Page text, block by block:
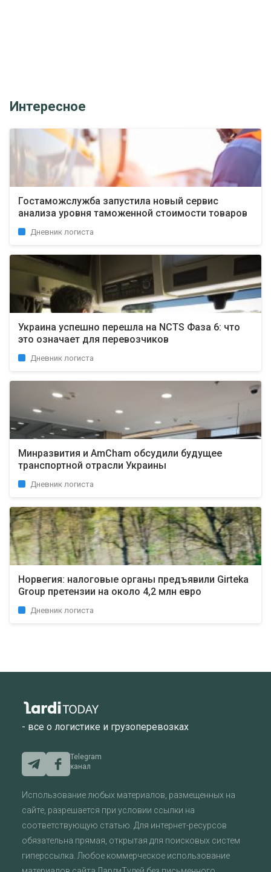
Интересное
Гостаможслужба запустила новый сервис
анализа уровня таможенной стоимости товаров
Дневник логиста
Украина успешно перешла на NCTS Фаза 6: что
это означает для перевозчиков
Дневник логиста
Минразвития и AmCham обсудили будущее
транспортной отрасли Украины
Дневник логиста
Норвегия: налоговые органы предъявили Girteka
Group претензии на около 4,2 млн евро
Дневник логиста
- все о логистике и грузоперевозках
Telegram
канал
Использование любых материалов, размещенных на
сайте, разрешается при условии ссылки на
соответствующую статью. Для интернет-ресурсов
обязательна прямая, открытая для поисковых систем
гиперссылка. Любое коммерческое использование